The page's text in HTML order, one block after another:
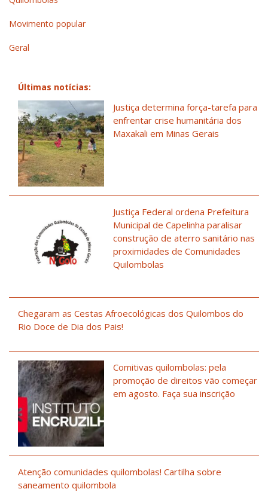
Movimento popular
Geral
Últimas notícias:
Justiça determina força-tarefa para
enfrentar crise humanitária dos
Maxakali em Minas Gerais
Justiça Federal ordena Prefeitura
Municipal de Capelinha paralisar
construção de aterro sanitário nas
proximidades de Comunidades
Quilombolas
Chegaram as Cestas Afroecológicas dos Quilombos do
Rio Doce de Dia dos Pais!
Comitivas quilombolas: pela
promoção de direitos vão começar
em agosto. Faça sua inscrição
Atenção comunidades quilombolas! Cartilha sobre
saneamento quilombola